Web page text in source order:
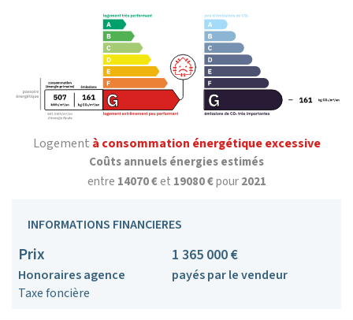
Logement à consommation énergétique excessive
Coûts annuels énergies estimés
entre 14070 €et 19080 €pour2021
INFORMATIONS FINANCIERES
Prix 1 365 000 €
Honoraires agence
payés par le vendeur
Taxe foncière